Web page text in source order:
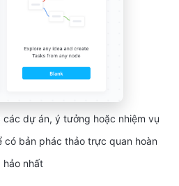
dự án, ý tưởng hoặc nhiệm vụ
có bản phác thảo trực quan hoàn
hảo nhất